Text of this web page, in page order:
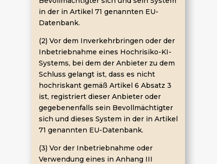
in der in Artikel 71 genannten EU-
Datenbank.
(2) Vor dem Inverkehrbringen oder der
Inbetriebnahme eines Hochrisiko-KI-
Systems, bei dem der Anbieter zu dem
Schluss gelangt ist, dass es nicht
hochriskant gemäß Artikel 6 Absatz 3
ist, registriert dieser Anbieter oder
gegebenenfalls sein Bevollmächtigter
sich und dieses System in der in Artikel
71 genannten EU-Datenbank.
(3) Vor der Inbetriebnahme oder
Verwendung eines in Anhang III